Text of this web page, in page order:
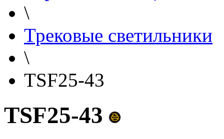
\
Трековые светильники
\
TSF25-43
TSF25-43